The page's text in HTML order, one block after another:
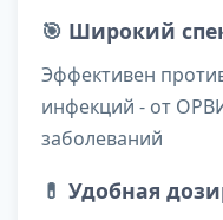
🎯 Широкий
Эффективен
инфекций - от
заболеваний
💊 Удобная